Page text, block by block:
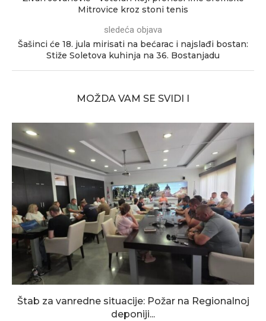
Mitrovice kroz stoni tenis
sledeća objava
Šašinci će 18. jula mirisati na bećarac i najslađi bostan:
Stiže Soletova kuhinja na 36. Bostanjadu
MOŽDA VAM SE SVIDI I
Štab za vanredne situacije: Požar na Regionalnoj
deponiji...